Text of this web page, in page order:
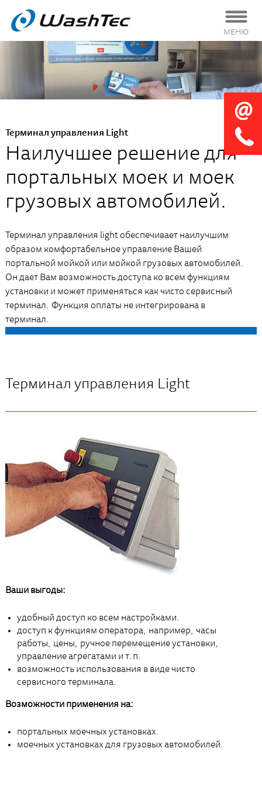
МЕНЮ
Терминал управления Light
Наилучшее решение для
портальных моек и моек
грузовых автомобилей.
Терминал управления light обеспечивает наилучшим
образом комфортабельное управление Вашей
портальной мойкой или мойкой грузовых автомобилей.
Он дает Вам возможность доступа ко всем функциям
установки и может применяться как чисто сервисный
терминал. Функция оплаты не интегрирована в
терминал.
Терминал управления Light
Ваши выгоды:
удобный доступ ко всем настройками.
доступ к функциям оператора, например, часы
работы, цены, ручное перемещение установки,
управление агрегатами и т.п.
возможность использования в виде чисто
сервисного терминала.
Возможности применения на:
портальных моечных установках.
моечных установках для грузовых автомобилей.